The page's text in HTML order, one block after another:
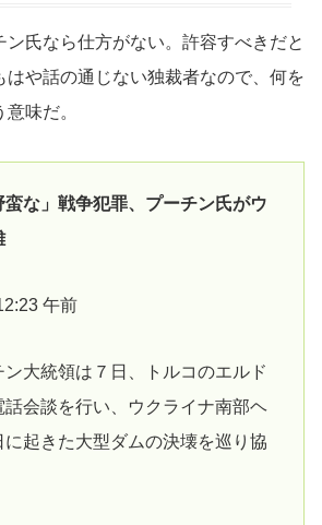
ン氏なら仕方がない。許容すべきだと
はや話の通じない独裁者なので、何を
味だ。
蛮な」戦争犯罪、プーチン氏がウ
午前
ン大統領は７日、トルコのエルド
話会談を行い、ウクライナ南部ヘ
に起きた大型ダムの決壊を巡り協